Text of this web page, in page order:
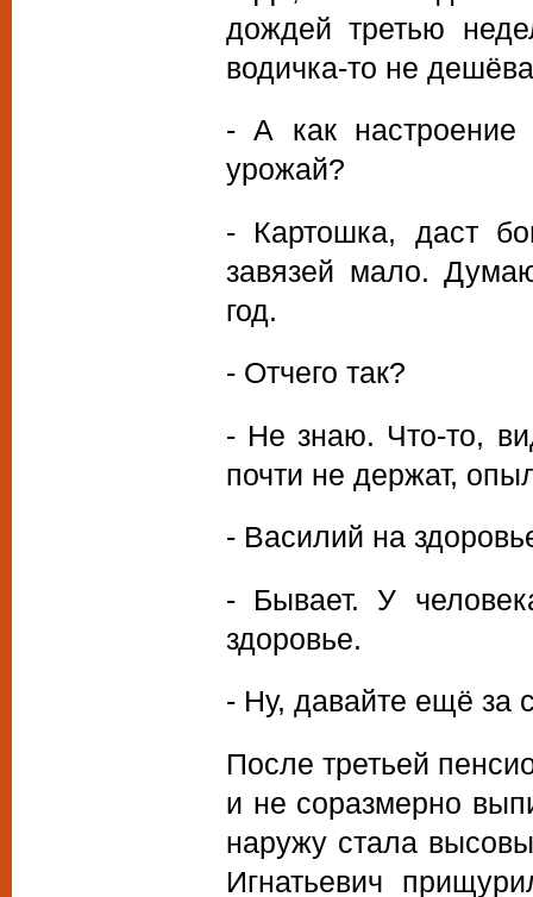
дождей третью
водичка-то не
- А как настроение
урожай?
- Картошка, даст
завязей мало.
год.
- Отчего так?
- Не знаю. Что-то,
почти не держат,
- Василий на
- Бывает. У
здоровье.
- Ну, давайте ещё за
После третьей
и не соразмерно
наружу стала
Игнатьевич